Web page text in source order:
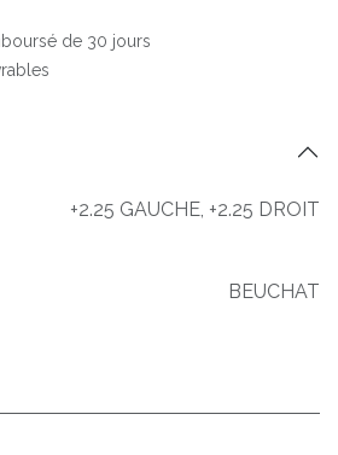
de 30 jours
+2.25 GAUCHE +2.25 DROIT
BEUCHAT